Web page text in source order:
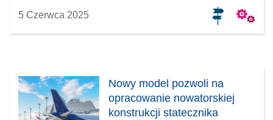
5 Czerwca 2025
Nowy model pozwoli na
opracowanie nowatorskiej
konstrukcji statecznika